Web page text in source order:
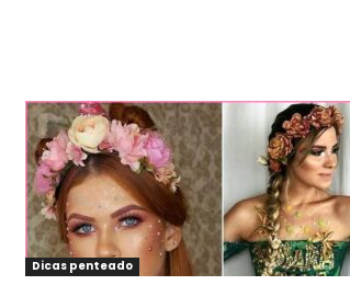
Dicas penteado